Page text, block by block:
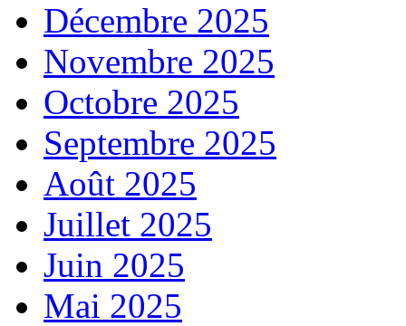
Décembre 2025
Novembre 2025
Octobre 2025
Septembre 2025
Août 2025
Juillet 2025
Juin 2025
Mai 2025